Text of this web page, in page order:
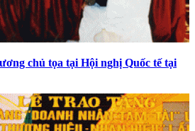
chủ tọa tại Hội nghị Quốc tế tại